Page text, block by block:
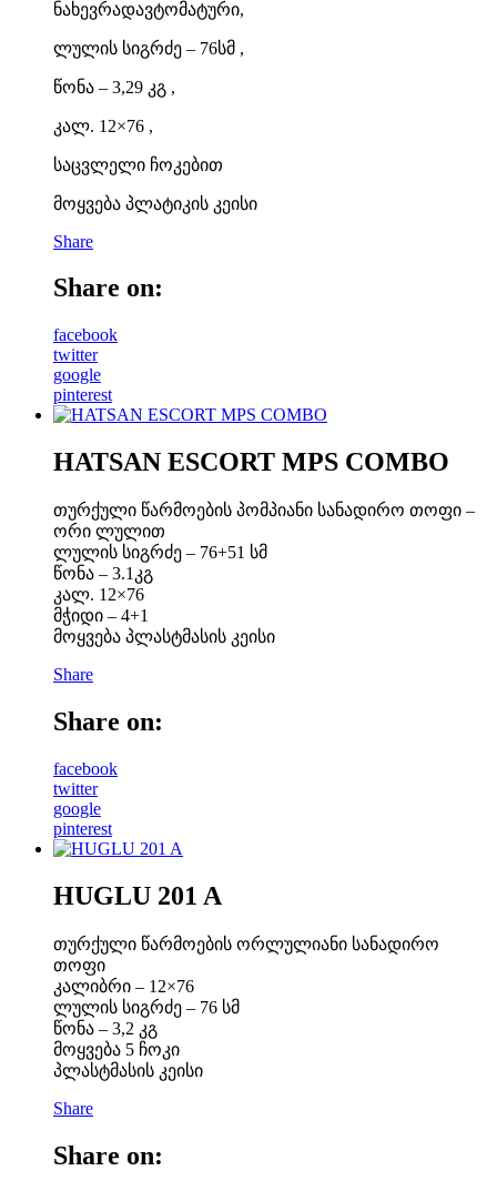
ნახევრადავტომატური,
ლულის სიგრძე – 76სმ ,
წონა – 3,29 კგ ,
კალ. 12×76 ,
საცვლელი ჩოკებით
მოყვება პლატიკის კეისი
Share
Share on:
facebook
twitter
google
pinterest
HATSAN ESCORT MPS COMBO
თურქული წარმოების პომპიანი სანადირო თოფი –
ორი ლულით
ლულის სიგრძე – 76+51 სმ
წონა – 3.1კგ
კალ. 12×76
მჭიდი – 4+1
მოყვება პლასტმასის კეისი
Share
Share on:
facebook
twitter
google
pinterest
HUGLU 201 A
თურქული წარმოების ორლულიანი სანადირო
თოფი
კალიბრი – 12×76
ლულის სიგრძე – 76 სმ
წონა – 3,2 კგ
მოყვება 5 ჩოკი
პლასტმასის კეისი
Share
Share on: